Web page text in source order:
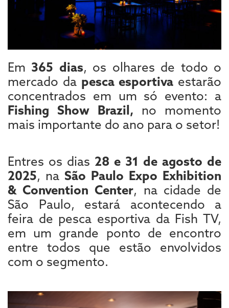
Em 365 dias, os olhares de todo o
mercado da pesca esportiva estarão
concentrados em um só evento: a
Fishing Show Brazil, no momento
mais importante do ano para o setor!
Entres os dias 28 e 31 de agosto de
2025, na São Paulo Expo Exhibition
& Convention Center, na cidade de
São Paulo, estará acontecendo a
feira de pesca esportiva da Fish TV,
em um grande ponto de encontro
entre todos que estão envolvidos
com o segmento.